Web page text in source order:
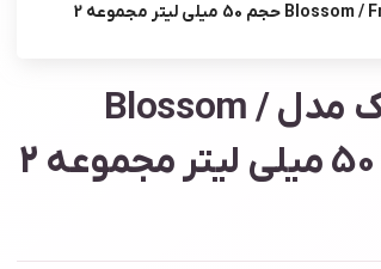
رول ضد تعریق ببک مدل Blossom / Fresh Drop حجم 50 میلی لیتر مجموعه 2
رول ضد تعریق ببک مدل Blossom /
Fresh Drop حجم 50 میلی لیتر مجموعه 2